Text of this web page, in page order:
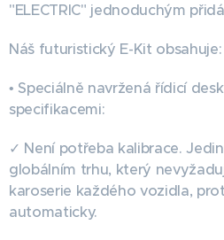
"ELECTRIC" jednoduchým
Náš futuristický E-Kit obsahuje:
• Speciálně navržená řídicí
specifikacemi:
✓ Není potřeba kalibrace.
globálním trhu, který
karoserie každého vozidla,
automaticky.